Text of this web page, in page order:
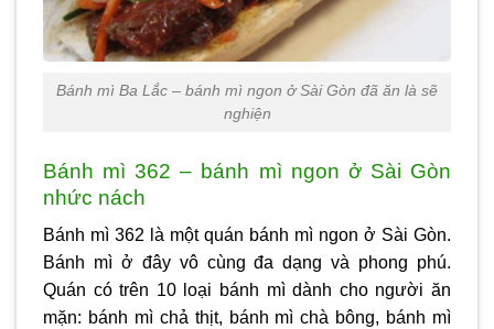
Bánh mì Ba Lắc – bánh mì ngon ở Sài Gòn đã ăn là sẽ
nghiện
Bánh mì 362 – bánh mì ngon ở Sài Gòn
nhức nách
Bánh mì 362 là một quán bánh mì ngon ở Sài Gòn.
Bánh mì ở đây vô cùng đa dạng và phong phú.
Quán có trên 10 loại bánh mì dành cho người ăn
mặn: bánh mì chả thịt, bánh mì chà bông, bánh mì